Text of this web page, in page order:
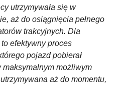
utrzymywała się w
aż do osiągnięcia pełnego
trakcyjnych. Dla
efektywny proces
pojazd pobierał
możliwym
aż do momentu,